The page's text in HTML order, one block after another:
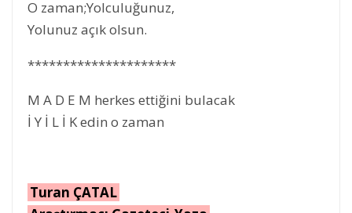
O zaman;Yolculuğunuz,
Yolunuz açık olsun.
*********************
M A D E M herkes ettiğini bulacak
İ Y İ L İ K edin o zaman
Turan ÇATAL